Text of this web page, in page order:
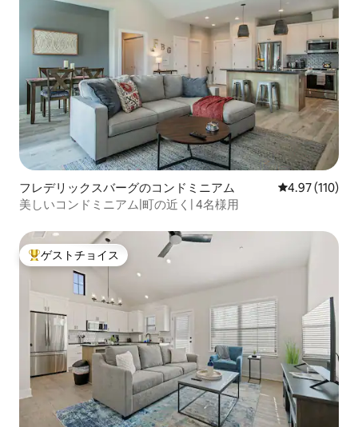
フレデリックスバーグのコンドミニアム レビュー110
4.97 (110)
美しいコンドミニアム|町の近く| 4名様用
大好評のゲストチョイスです。
ゲストチョイス